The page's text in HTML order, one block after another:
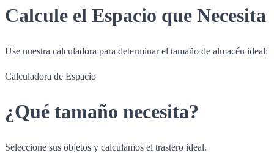
Calcule el Espacio que Necesita
Use nuestra calculadora para determinar el tamaño de almacén ideal:
Calculadora de Espacio
¿Qué tamaño necesita?
Seleccione sus objetos y calculamos el trastero ideal.